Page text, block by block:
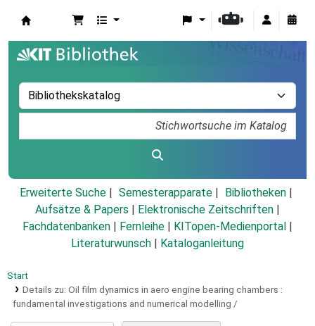
Erweiterte Suche Semesterapparate
Bibliotheken
Aufsätze & Papers
Elektronische Zeitschriften
Fachdatenbanken
Fernleihe KITopen-Medienportal
Literaturwunsch
Kataloganleitung
Start
Details zu: Oil film dynamics in aero engine bearing chambers :
fundamental investigations and numerical modelling /